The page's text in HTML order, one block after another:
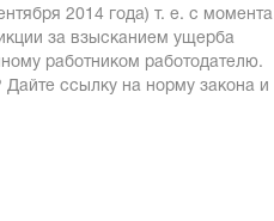
2014 года) т. е. с момента
за взысканием ущерба
работником работодателю.
ссылку на норму закона и